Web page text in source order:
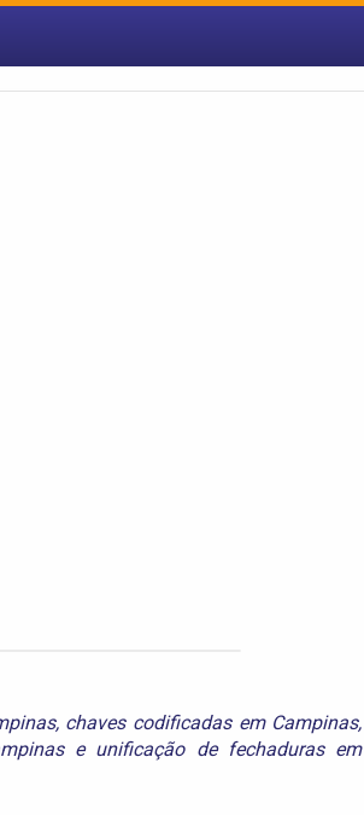
, chaves codificadas em Campinas,
e unificação de fechaduras em